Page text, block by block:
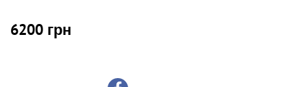
6200 грн